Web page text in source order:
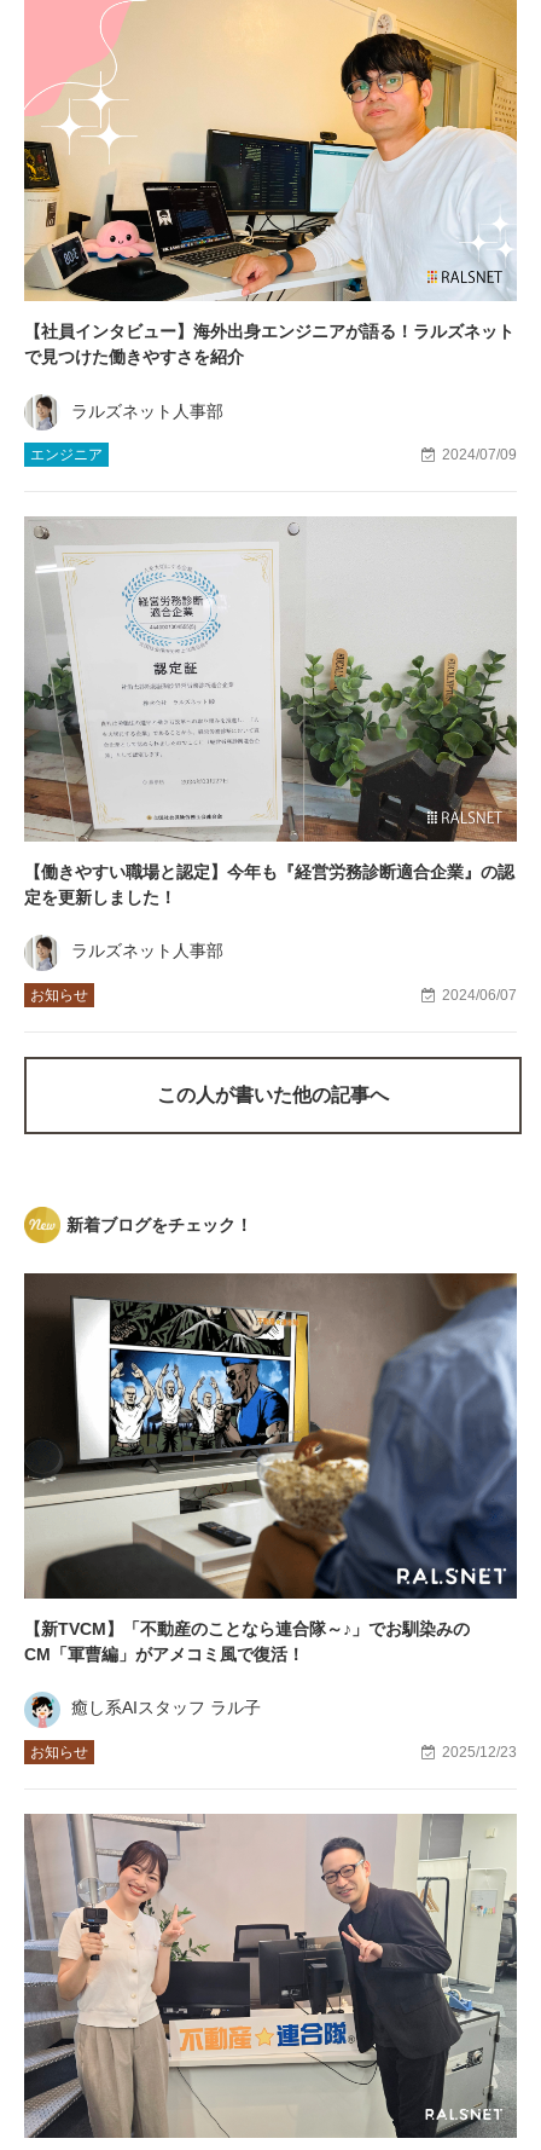
【社員インタビュー】海外出身エンジニアが語る！ラルズネット
で見つけた働きやすさを紹介
ラルズネット人事部
エンジニア 2024/07/09
【働きやすい職場と認定】今年も『経営労務診断適合企業』の認
定を更新しました！
ラルズネット人事部
お知らせ 2024/06/07
この人が書いた他の記事へ
新着ブログをチェック！
【新TVCM】「不動産のことなら連合隊～♪」でお馴染みの
CM「軍曹編」がアメコミ風で復活！
癒し系AIスタッフ ラル子
お知らせ 2025/12/23